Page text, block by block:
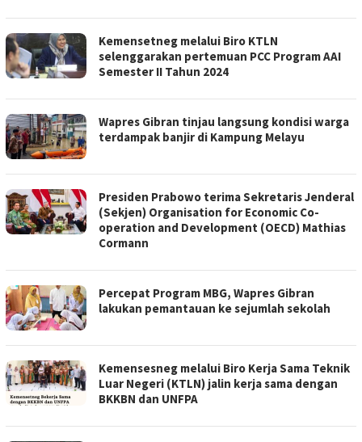
Kemensetneg melalui Biro KTLN
selenggarakan pertemuan PCC Program AAI
Semester II Tahun 2024
Wapres Gibran tinjau langsung kondisi warga
terdampak banjir di Kampung Melayu
Presiden Prabowo terima Sekretaris Jenderal
(Sekjen) Organisation for Economic Co-
operation and Development (OECD) Mathias
Cormann
Percepat Program MBG, Wapres Gibran
lakukan pemantauan ke sejumlah sekolah
Kemensesneg melalui Biro Kerja Sama Teknik
Luar Negeri (KTLN) jalin kerja sama dengan
BKKBN dan UNFPA